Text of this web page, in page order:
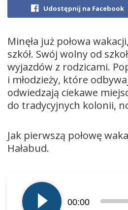
Udostępnij na Facebook
Minęła już połowa
szkół. Swój wolny od
wyjazdów z rodzicami.
i młodzieży, które
odwiedzają ciekawe
do tradycyjnych kolonii,
Jak pierwszą połowę
Hałabud.
plików
dźwiękowych
00:00